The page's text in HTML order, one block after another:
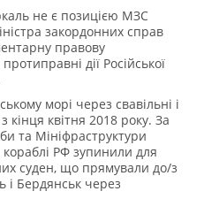
не є позицією МЗС
закордонних справ
правову
дії Російської
морі через свавільні і
кінця квітня 2018 року. За
та Мініфраструктури
кораблі РФ зупинили для
суден, що прямували до/з
і Бердянськ через